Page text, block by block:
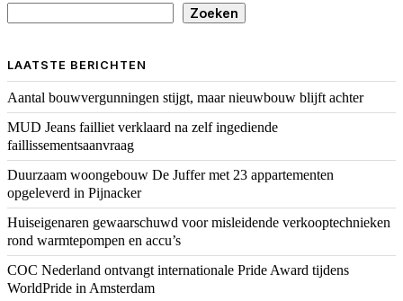
Zoeken
LAATSTE BERICHTEN
Aantal bouwvergunningen stijgt, maar nieuwbouw blijft achter
MUD Jeans failliet verklaard na zelf ingediende
faillissementsaanvraag
Duurzaam woongebouw De Juffer met 23 appartementen
opgeleverd in Pijnacker
Huiseigenaren gewaarschuwd voor misleidende verkooptechnieken
rond warmtepompen en accu’s
COC Nederland ontvangt internationale Pride Award tijdens
WorldPride in Amsterdam